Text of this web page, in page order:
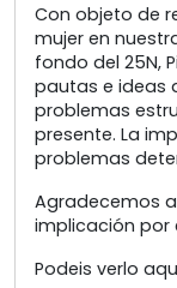
Con objeto de
mujer en
fondo del 25N,
pautas e ideas
problemas
presente. La
problemas
Agradecemos
implicación por
Podeis verlo